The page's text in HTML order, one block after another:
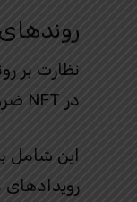
روندهای
نظارت بر
در NFT ضروری است.
این شامل